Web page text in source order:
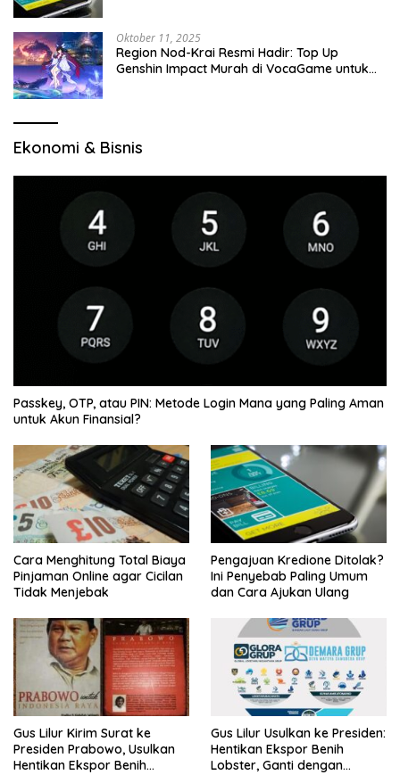
Oktober 11, 2025
Region Nod-Krai Resmi Hadir: Top Up
Genshin Impact Murah di VocaGame untuk
Ekonomi & Bisnis
Passkey, OTP, atau PIN: Metode Login Mana yang Paling Aman
untuk Akun Finansial?
Cara Menghitung Total Biaya
Pinjaman Online agar Cicilan
Tidak Menjebak
Pengajuan Kredione Ditolak?
Ini Penyebab Paling Umum
dan Cara Ajukan Ulang
Gus Lilur Kirim Surat ke
Presiden Prabowo, Usulkan
Hentikan Ekspor Benih
Gus Lilur Usulkan ke Presiden:
Hentikan Ekspor Benih
Lobster, Ganti dengan